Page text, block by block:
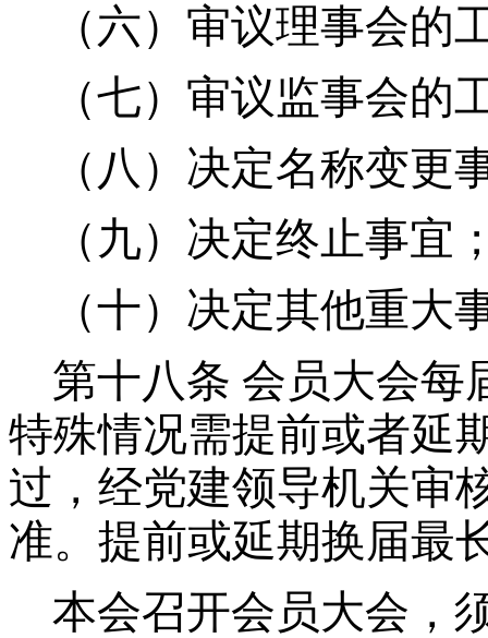
（六）审议理事会的
（七）审议监事会的
（八）决定名称变更
（九）决定终止事宜
（十）决定其他重大
第十八条 会员大会每
特殊情况需提前或者延
过，经党建领导机关审
准。提前或延期换届最
本会召开会员大会，